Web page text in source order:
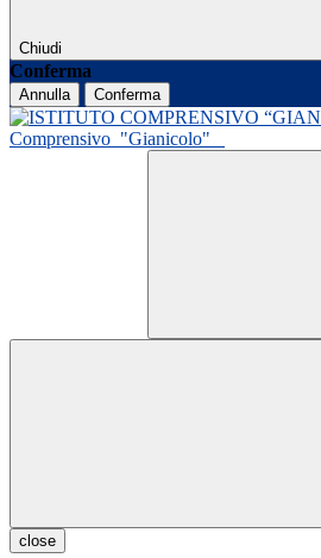
Chiudi
Conferma
Annulla Conferma
Comprensivo "Gianicolo"
close